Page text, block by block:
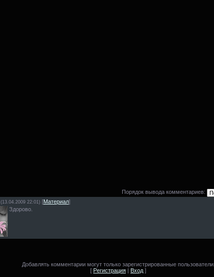
Порядок вывода комментариев:
(13.04.2009 22:01) [Материал]
Здорово.
Добавлять комментарии могут только зарегистрированные пользователи.
[ Регистрация | Вход ]